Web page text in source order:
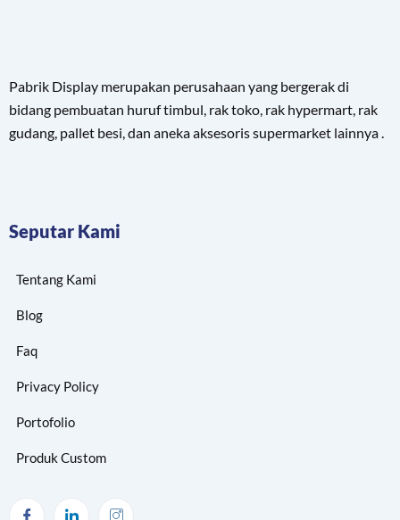
Pabrik Display merupakan perusahaan yang bergerak di
bidang pembuatan huruf timbul, rak toko, rak hypermart, rak
gudang, pallet besi, dan aneka aksesoris supermarket lainnya .
Seputar Kami
Tentang Kami
Blog
Faq
Privacy Policy
Portofolio
Produk Custom